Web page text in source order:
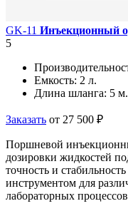
GK-11 Инъекционный
5
Емкость: 2 л.
Длина шланга: 5 м.
Заказать от 27 500 ₽
Поршневой
дозировки жидкостей
точность и
инструментом для
лабораторных